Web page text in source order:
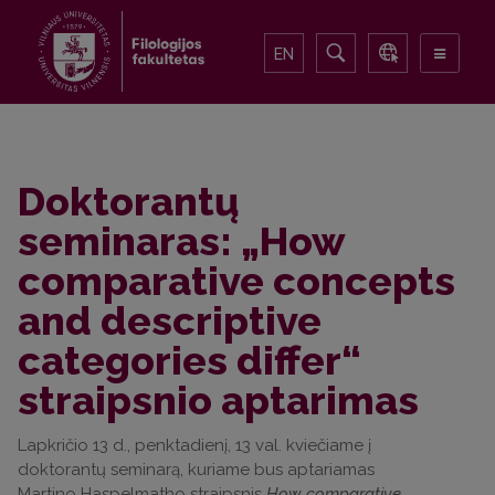
EN
Doktorantų
seminaras: „How
comparative concepts
and descriptive
categories differ“
straipsnio aptarimas
Lapkričio 13 d., penktadienį, 13 val. kviečiame į
doktorantų seminarą, kuriame bus aptariamas